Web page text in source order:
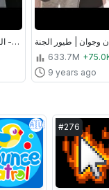
هالحرامي - الوليد مقداد | طيور الجنة
633.7M
9 years ago
🇦🇺 #276